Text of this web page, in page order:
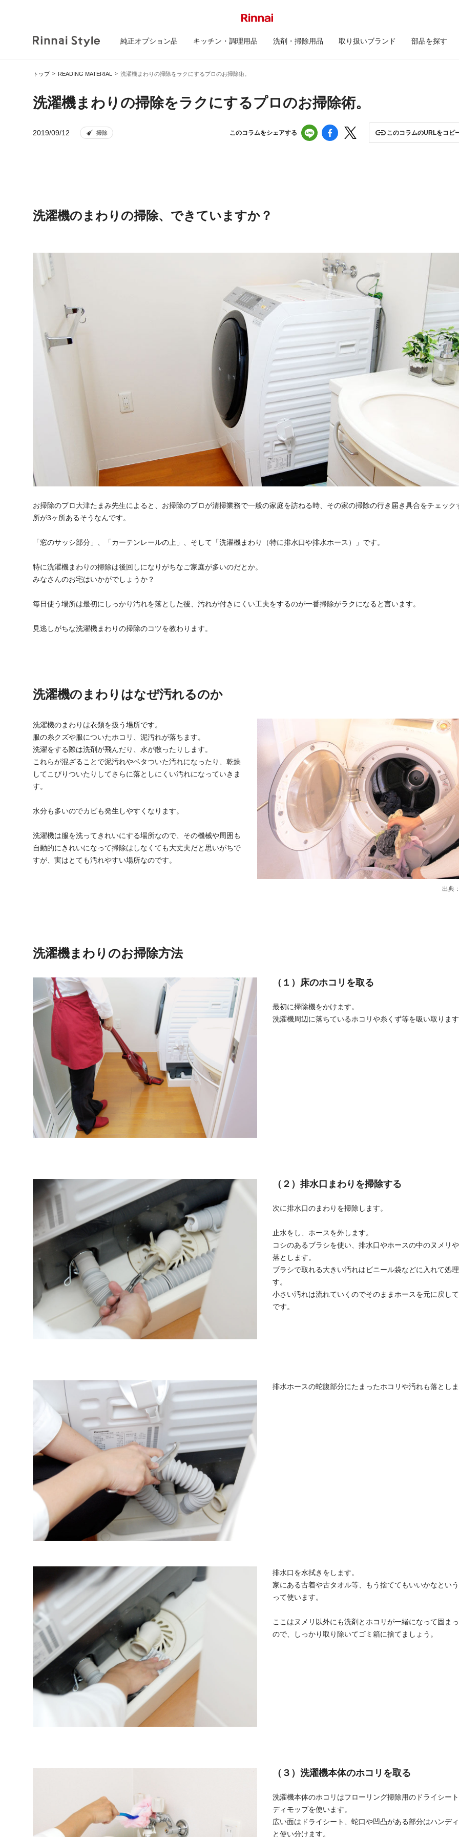
純正オプション品 キッチン・調理用品 洗剤・掃除用品 取り扱いブランド 部品を探す
トップ READING MATERIAL 洗濯機まわりの掃除をラクにするプロのお掃除術。
洗濯機まわりの掃除をラクにするプロのお掃除術。
2019/09/12 掃除 このコラムをシェアする このコラムのURLをコピ
洗濯機のまわりの掃除、できていますか？
お掃除のプロ大津たまみ先生によると、お掃除のプロが清掃業務で一般の家庭を訪ねる時、その家の掃除の行き届き具合をチェック
所が3ヶ所あるそうなんです。
「窓のサッシ部分」、「カーテンレールの上」、そして「洗濯機まわり（特に排水口や排水ホース）」です。
特に洗濯機まわりの掃除は後回しになりがちなご家庭が多いのだとか。
みなさんのお宅はいかがでしょうか？
毎日使う場所は最初にしっかり汚れを落とした後、汚れが付きにくい工夫をするのが一番掃除がラクになると言います。
見逃しがちな洗濯機まわりの掃除のコツを教わります。
洗濯機のまわりはなぜ汚れるのか
洗濯機のまわりは衣類を扱う場所です。
服の糸クズや服についたホコリ、泥汚れが落ちます。
洗濯をする際は洗剤が飛んだり、水が散ったりします。
これらが混ざることで泥汚れやベタついた汚れになったり、乾燥
してこびりついたりしてさらに落としにくい汚れになっていきま
す。
水分も多いのでカビも発生しやすくなります。
洗濯機は服を洗ってきれいにする場所なので、その機械や周囲も
自動的にきれいになって掃除はしなくても大丈夫だと思いがちで
すが、実はとても汚れやすい場所なのです。
出典
洗濯機まわりのお掃除方法
（１）床のホコリを取る
最初に掃除機をかけます。
洗濯機周辺に落ちているホコリや糸くず等を吸い取りま
（２）排水口まわりを掃除する
次に排水口のまわりを掃除します。
止水をし、ホースを外します。
コシのあるブラシを使い、排水口やホースの中のヌメリ
落とします。
ブラシで取れる大きい汚れはビニール袋などに入れて処
す。
小さい汚れは流れていくのでそのままホースを元に戻し
です。
排水ホースの蛇腹部分にたまったホコリや汚れも落とし
排水口を水拭きをします。
家にある古着や古タオル等、もう捨ててもいいかなとい
って使います。
ここはヌメリ以外にも洗剤とホコリが一緒になって固ま
ので、しっかり取り除いてゴミ箱に捨てましょう。
（３）洗濯機本体のホコリを取る
洗濯機本体のホコリはフローリング掃除用のドライシー
ディモップを使います。
広い面はドライシート、蛇口や凹凸がある部分はハンデ
と使い分けます。